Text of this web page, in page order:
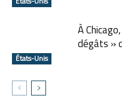
États-Unis
À
dégâts »